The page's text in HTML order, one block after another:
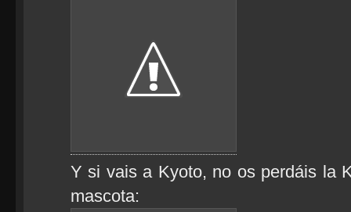
Y si vais a Kyoto, no os perdáis la
mascota: